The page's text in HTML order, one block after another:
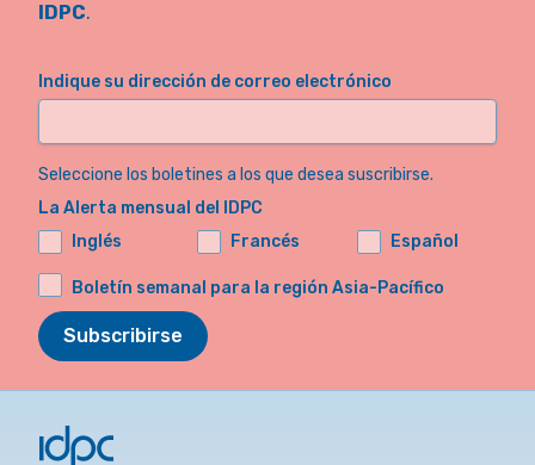
IDPC.
Indique su dirección de correo electrónico
Seleccione los boletines a los que desea suscribirse.
La Alerta mensual del IDPC
Inglés
Francés Español
Boletín semanal para la región Asia-Pacífico
Subscribirse